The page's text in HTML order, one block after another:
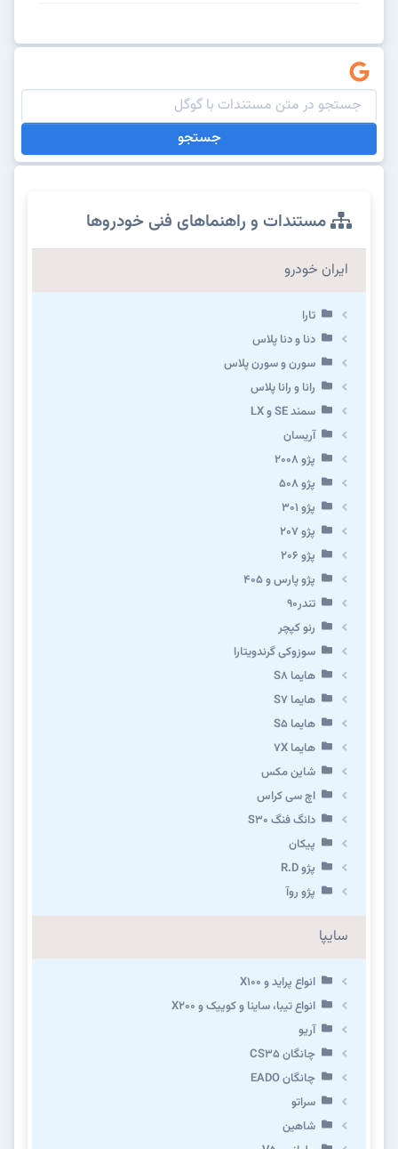
جستجو
مستندات و راهنماهای فنی خودروها
ایران خودرو
تارا
دنا و دنا پلاس
سورن و سورن پلاس
رانا و رانا پلاس
سمند SE و LX
آریسان
پژو ۲۰۰۸
پژو ۵۰۸
پژو 301
پژو ۲۰۷
پژو ۲۰۶
پژو پارس و ۴۰۵
تندر۹۰
رنو کپچر
سوزوکی گرندویتارا
هایما S8
هایما S7
هایما S5
هایما 7X
شاین مکس
اچ سی کراس
دانگ فنگ S30
پیکان
پژو R.D
پژو روآ
سایپا
انواع پراید و X100
انواع تیبا، ساینا و کوییک و X200
آریو
چانگان CS35
چانگان EADO
سراتو
شاهین